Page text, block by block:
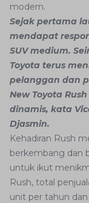
modern.
Sejak pertama
mendapat
SUV medium.
Toyota terus
pelanggan dan
New Toyota
dinamis, kata
Djasmin.
Kehadiran Rush
berkembang dan
untuk ikut
Rush, total
unit per tahun